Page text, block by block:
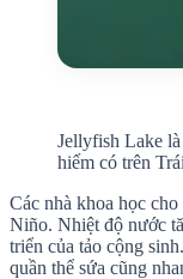
Jellyfish Lake
hiếm có trên
Các nhà khoa học
Niño. Nhiệt độ nước
triển của tảo cộng
quần thể sứa cũng